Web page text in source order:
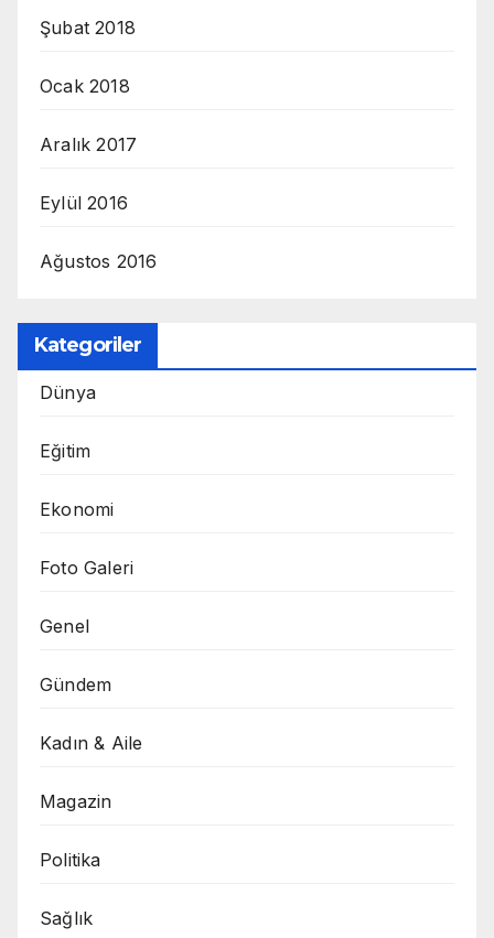
Şubat 2018
Ocak 2018
Aralık 2017
Eylül 2016
Ağustos 2016
Kategoriler
Dünya
Eğitim
Ekonomi
Foto Galeri
Genel
Gündem
Kadın & Aile
Magazin
Politika
Sağlık